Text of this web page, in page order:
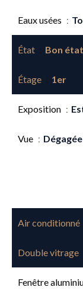
Eaux usées
État Bon état
Étage 1er
Exposition
Vue
Air conditionné
Double vitrage
Fenêtre